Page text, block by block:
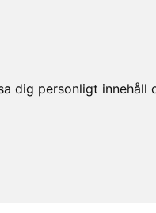
dig personligt innehåll